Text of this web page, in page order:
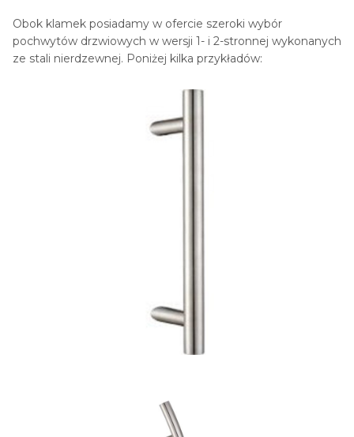
Obok klamek posiadamy w ofercie szeroki wybór
pochwytów drzwiowych w wersji 1- i 2-stronnej wykonanych
ze stali nierdzewnej. Poniżej kilka przykładów: